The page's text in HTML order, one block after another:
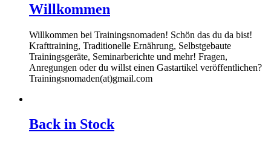
Willkommen
Willkommen bei Trainingsnomaden! Schön das du da bist!
Krafttraining, Traditionelle Ernährung, Selbstgebaute
Trainingsgeräte, Seminarberichte und mehr! Fragen,
Anregungen oder du willst einen Gastartikel veröffentlichen?
Trainingsnomaden(at)gmail.com
Back in Stock